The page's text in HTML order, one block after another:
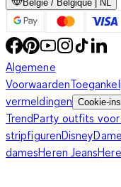
België / Belgique | NL
Algemene
Voorwaarden
vermeldingen Cookie-
TrendParty outfits
stripfigurenDisney
damesHeren Jeans